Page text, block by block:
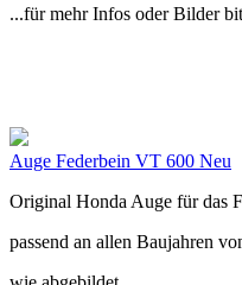
...für mehr Infos oder Bilder
Auge Federbein VT 600 Neu
Original Honda Auge für das
passend an allen Baujahren